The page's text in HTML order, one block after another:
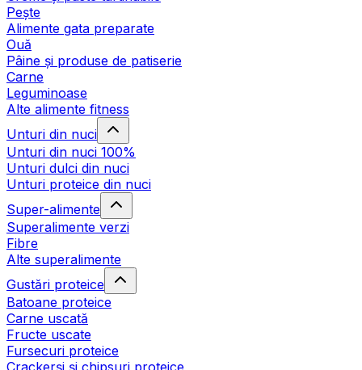
Pește
Alimente gata preparate
Ouă
Pâine și produse de patiserie
Carne
Leguminoase
Alte alimente fitness
Unturi din nuci
Unturi din nuci 100%
Unturi dulci din nuci
Unturi proteice din nuci
Super-alimente
Superalimente verzi
Fibre
Alte superalimente
Gustări proteice
Batoane proteice
Carne uscată
Fructe uscate
Fursecuri proteice